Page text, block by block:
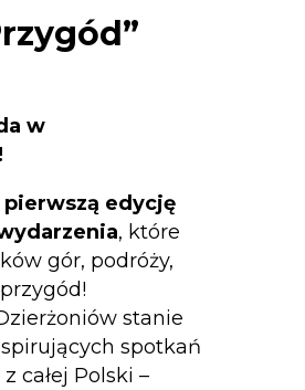
w
pierwszą edycję
, które
gór, podróży,
stanie
spotkań
całej Polski –